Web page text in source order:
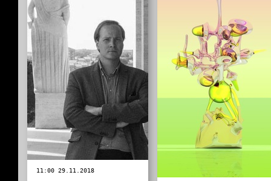
11:00 29.11.2018